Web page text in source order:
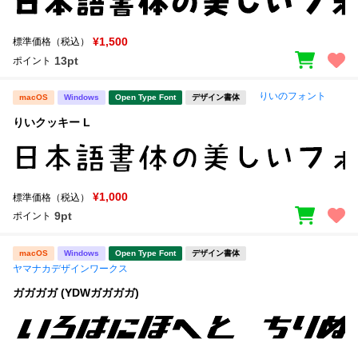
標準価格（税込） ¥1,500
ポイント 13pt
macOS Windows Open Type Font デザイン書体 りいのフォント
りいクッキー L
標準価格（税込） ¥1,000
ポイント 9pt
macOS Windows Open Type Font デザイン書体
ヤマナカデザインワークス
ガガガガ (YDWガガガガ)